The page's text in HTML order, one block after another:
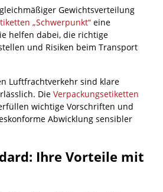
Gewichtsverteilung
„Schwerpunkt“ eine
helfen dabei, die richtige
und Risiken beim Transport
Luftfrachtverkehr sind klare
Die Verpackungsetiketten
wichtige Vorschriften und
Abwicklung sensibler
Ihre Vorteile mit